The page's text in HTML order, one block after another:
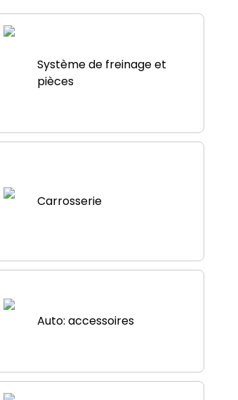
Système de freinage et
pièces
Carrosserie
Auto: accessoires